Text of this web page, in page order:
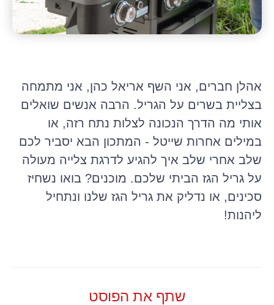
אהלן חברים, אני השף אריאל כהן, אני מתמחה
בצליית בשרים על הגריל. הרבה אנשים שואלים
אותי מה הדרך הנכונה לצלות נתח רזה, או
במילים אחרות שייטל - המתכון הבא יסביר לכם
שלב אחרי שלב איך להגיע לדרגת צלייה מעולה
על גריל הגז הביתי שלכם. מוכנים? בואו נשחיז
סכינים, או נדליק את גריל הגז שלנו ונתחיל
ליהנות!
שתף את הפוסט